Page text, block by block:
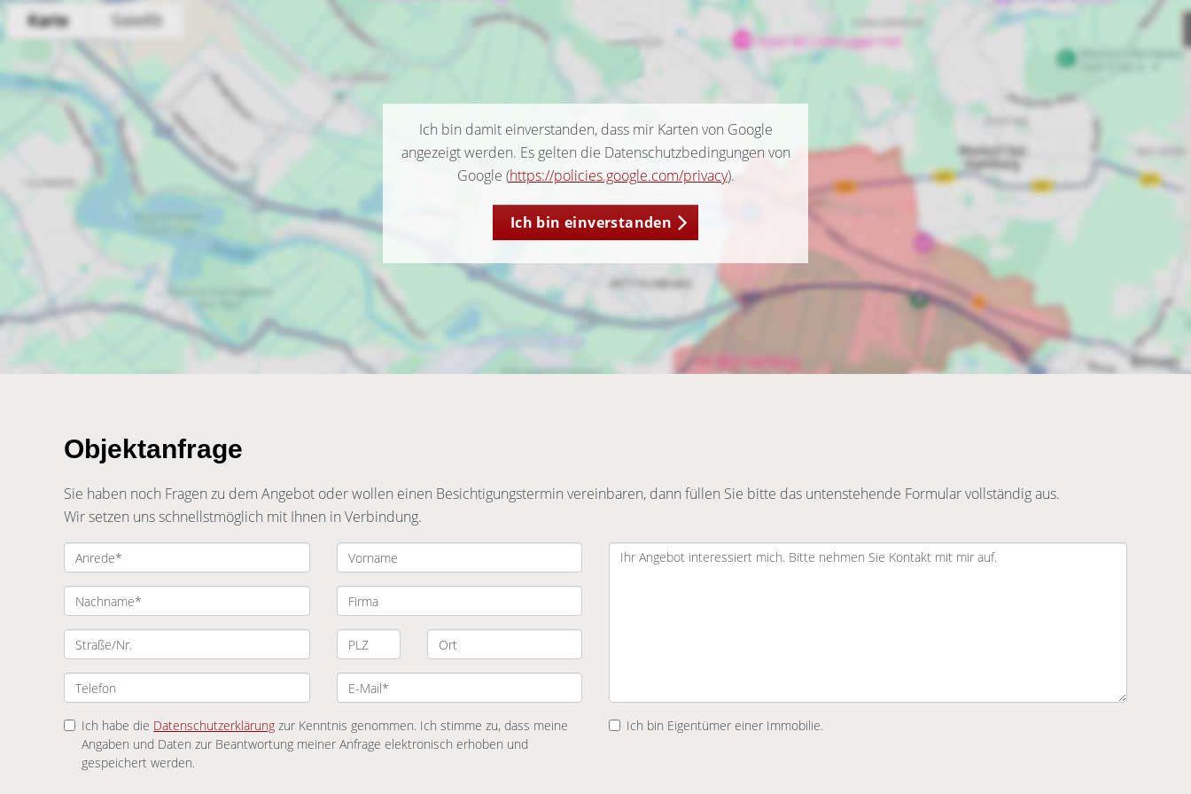
Ich bin damit einverstanden, dass mir Karten von Google
angezeigt werden. Es gelten die Datenschutzbedingungen von
Google (https://policies.google.com/privacy).
Ich bin einverstanden
Objektanfrage
Sie haben noch Fragen zu dem Angebot oder wollen einen Besichtigungstermin vereinbaren, dann füllen Sie bitte das untenstehende Formular vollständig aus.
Wir setzen uns schnellstmöglich mit Ihnen in Verbindung.
Ich habe die Datenschutzerklärung zur Kenntnis genommen. Ich stimme zu, dass meine
Angaben und Daten zur Beantwortung meiner Anfrage elektronisch erhoben und
gespeichert werden.
Ich bin Eigentümer einer Immobilie.